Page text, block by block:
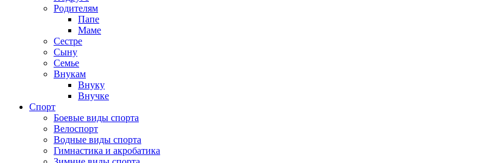
Родителям
Папе
Маме
Сестре
Сыну
Семье
Внукам
Внуку
Внучке
Спорт
Боевые виды спорта
Велоспорт
Водные виды спорта
Гимнастика и акробатика